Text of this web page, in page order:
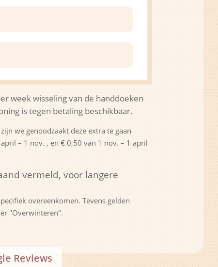
week wisseling van de handdoeken
is tegen betaling beschikbaar.
we genoodzaakt deze extra te gaan
– 1 nov. , en € 0,50 van 1 nov. – 1 april
vermeld, voor langere
overeenkomen. Tevens gelden
"Overwinteren".
Reviews